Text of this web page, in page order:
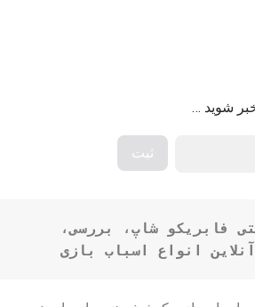
شوید …
انواع اسباب بازی